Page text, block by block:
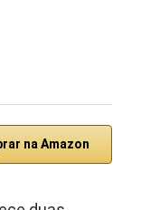
na Amazon